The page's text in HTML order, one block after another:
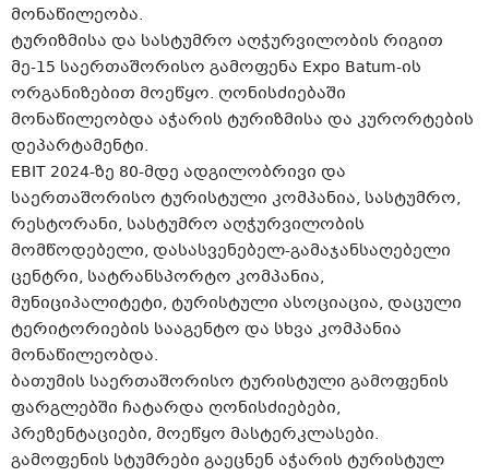
მონაწილეობა.
ტურიზმისა და სასტუმრო აღჭურვილობის რიგით
მე-15 საერთაშორისო გამოფენა Expo Batum-ის
ორგანიზებით მოეწყო. ღონისძიებაში
მონაწილეობდა აჭარის ტურიზმისა და კურორტების
დეპარტამენტი.
EBIT 2024-ზე 80-მდე ადგილობრივი და
საერთაშორისო ტურისტული კომპანია, სასტუმრო,
რესტორანი, სასტუმრო აღჭურვილობის
მომწოდებელი, დასასვენებელ-გამაჯანსაღებელი
ცენტრი, სატრანსპორტო კომპანია,
მუნიციპალიტეტი, ტურისტული ასოციაცია, დაცული
ტერიტორიების სააგენტო და სხვა კომპანია
მონაწილეობდა.
ბათუმის საერთაშორისო ტურისტული გამოფენის
ფარგლებში ჩატარდა ღონისძიებები,
პრეზენტაციები, მოეწყო მასტერკლასები.
გამოფენის სტუმრები გაეცნენ აჭარის ტურისტულ